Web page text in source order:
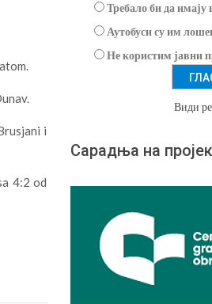
i
4:2 od
Требало би да имају
Аутобуси су им
Не користим јавни
Види
Сарадња на